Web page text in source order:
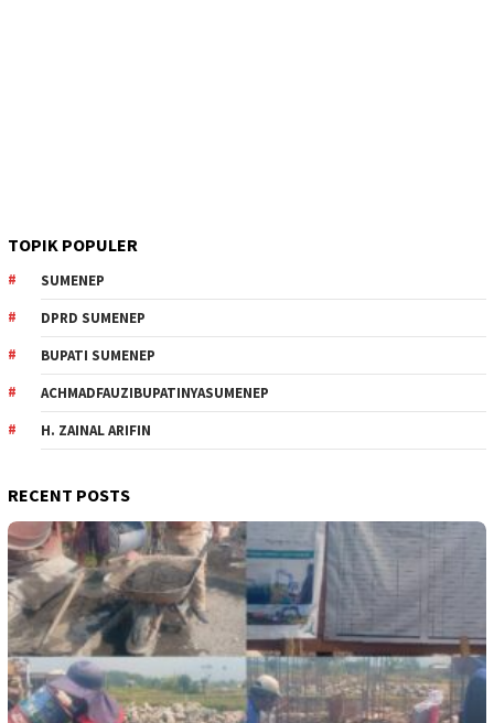
TOPIK POPULER
SUMENEP
DPRD SUMENEP
BUPATI SUMENEP
ACHMADFAUZIBUPATINYASUMENEP
H. ZAINAL ARIFIN
RECENT POSTS